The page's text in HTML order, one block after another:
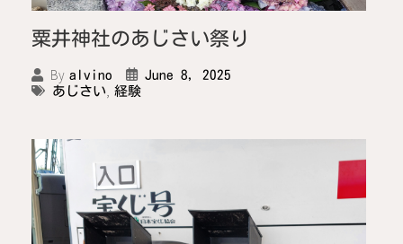
粟井神社のあじさい祭り
By alvino
June 8, 2025
あじさい, 経験